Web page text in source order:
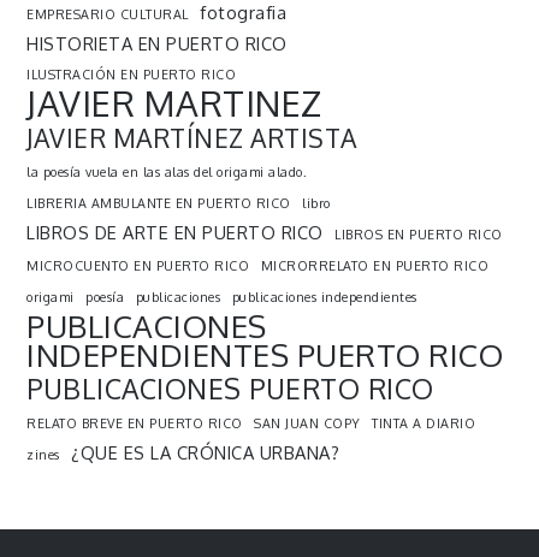
EMPRESARIO CULTURAL
fotografia
HISTORIETA EN PUERTO RICO
ILUSTRACIÓN EN PUERTO RICO
JAVIER MARTINEZ
JAVIER MARTÍNEZ ARTISTA
la poesía vuela en las alas del origami alado.
LIBRERIA AMBULANTE EN PUERTO RICO
libro
LIBROS DE ARTE EN PUERTO RICO
LIBROS EN PUERTO RICO
MICROCUENTO EN PUERTO RICO
MICRORRELATO EN PUERTO RICO
origami
poesía publicaciones publicaciones independientes
PUBLICACIONES
INDEPENDIENTES PUERTO RICO
PUBLICACIONES PUERTO RICO
RELATO BREVE EN PUERTO RICO SAN JUAN COPY
TINTA A DIARIO
zines
¿QUE ES LA CRÓNICA URBANA?